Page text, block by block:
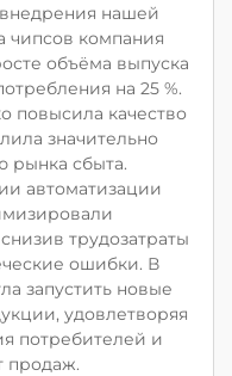
нашей
чипсов компания
объёма выпуска
на 25 %.
повысила качество
значительно
рынка сбыта.
автоматизации
трудозатраты
ошибки. В
запустить новые
удовлетворяя
потребителей и
продаж.